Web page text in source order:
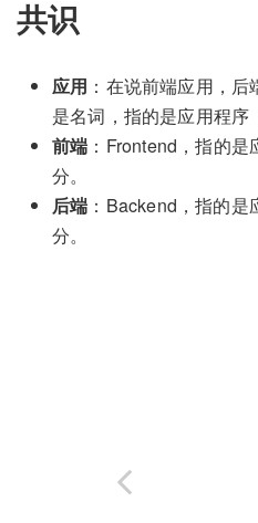
共识
应用 ：在说前端应用，
是名词，指的是应用程序
前端 ：Frontend，指的
分。
后端 ：Backend，指的
分。